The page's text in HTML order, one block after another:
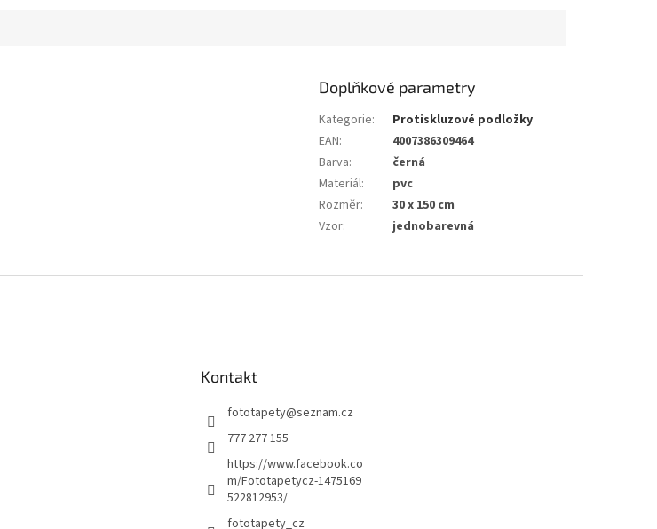
Doplňkové parametry
Kategorie:
Protiskluzové podložky
EAN:
4007386309464
Barva:
černá
Materiál:
pvc
Rozměr:
30 x 150 cm
Vzor: jednobarevná
Kontakt
fototapety@seznam.cz
777 277 155
https://www.facebook.co
m/Fototapetycz-1475169
522812953/
fototapety_cz